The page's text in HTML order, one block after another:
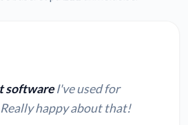
softwareI've used for
happy about that!